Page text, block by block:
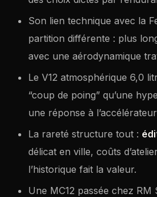
Son lien technique avec la
partition différente : plus
avec une aérodynamique
Le V12 atmosphérique 6,0
“coup de poing” qu’une
une réponse à
La rareté structure tout :
délicat en ville, coûts
l’historique fait la valeur.
Une MC12 passée chez